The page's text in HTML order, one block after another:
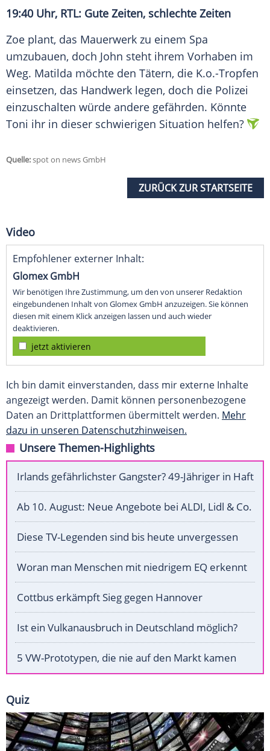
19:40 Uhr, RTL: Gute Zeiten, schlechte Zeiten
Zoe plant, das Mauerwerk zu einem Spa
umzubauen, doch John steht ihrem Vorhaben im
Weg. Matilda möchte den Tätern, die K.o.-Tropfen
einsetzen, das Handwerk legen, doch die Polizei
einzuschalten würde andere gefährden. Könnte
Toni ihr in dieser schwierigen Situation helfen?
Quelle:spot on news GmbH
ZURÜCK ZUR STARTSEITE
Video
Empfohlener externer Inhalt:
Glomex GmbH
Wir benötigen Ihre Zustimmung, um den von unserer Redaktion
eingebundenen Inhalt von Glomex GmbH anzuzeigen. Sie können
diesen mit einem Klick anzeigen lassen und auch wieder
deaktivieren.
jetzt aktivieren
Ich bin damit einverstanden, dass mir externe Inhalte
angezeigt werden. Damit können personenbezogene
Daten an Drittplattformen übermittelt werden. Mehr
dazu in unseren Datenschutzhinweisen.
Unsere Themen-Highlights
Irlands gefährlichster Gangster? 49-Jähriger in Haft
Ab 10. August: Neue Angebote bei ALDI, Lidl & Co.
Diese TV-Legenden sind bis heute unvergessen
Woran man Menschen mit niedrigem EQ erkennt
Cottbus erkämpft Sieg gegen Hannover
Ist ein Vulkanausbruch in Deutschland möglich?
5 VW-Prototypen, die nie auf den Markt kamen
Quiz